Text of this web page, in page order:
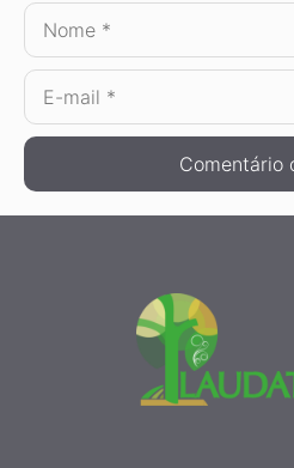
Nome
E-
mail